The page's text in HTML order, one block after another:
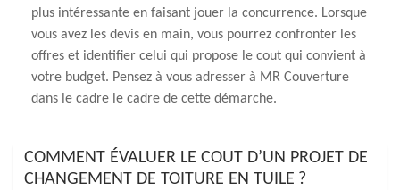
plus intéressante en faisant jouer la concurrence. Lorsque
vous avez les devis en main, vous pourrez confronter les
offres et identifier celui qui propose le cout qui convient à
votre budget. Pensez à vous adresser à MR Couverture
dans le cadre le cadre de cette démarche.
COMMENT ÉVALUER LE COUT D’UN PROJET DE
CHANGEMENT DE TOITURE EN TUILE ?